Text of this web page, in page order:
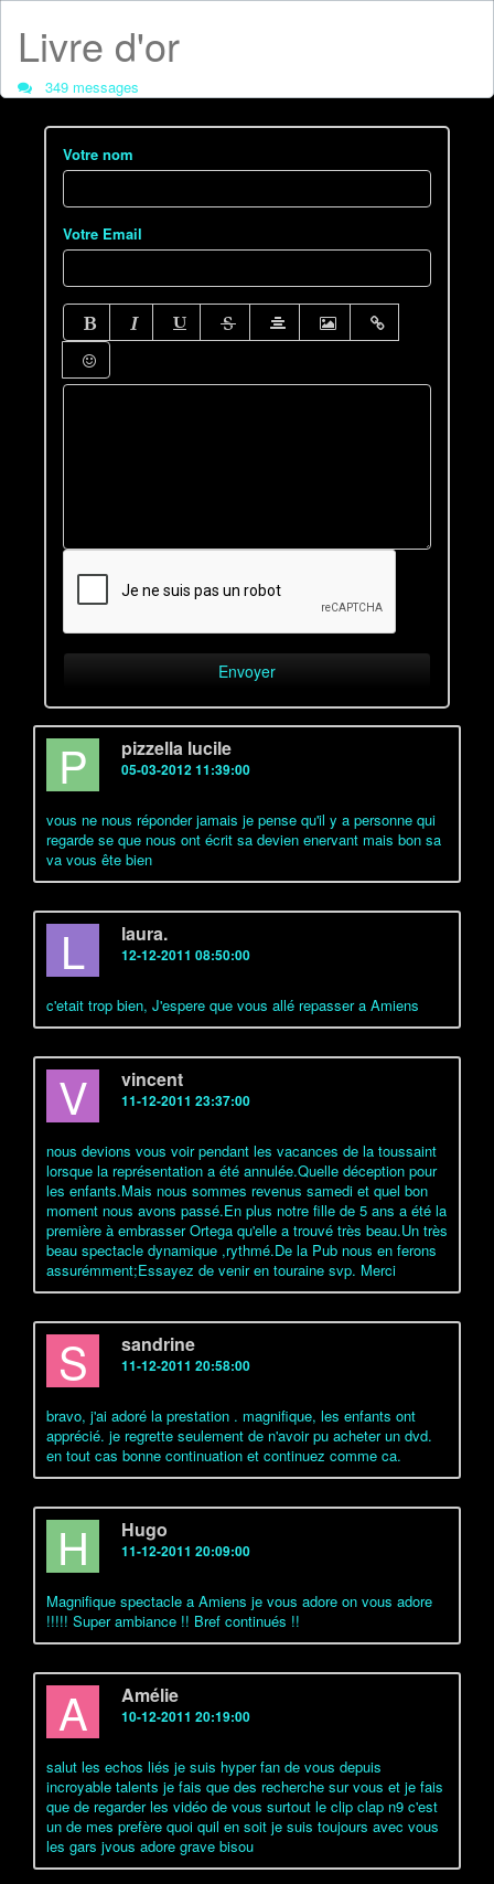
Livre d'or
349 messages
Votre nom
Votre Email
P pizzella lucile
05-03-2012 11:39:00
vous ne nous réponder jamais je pense qu'il y a personne qui
regarde se que nous ont écrit sa devien enervant mais bon sa
va vous ête bien
L laura.
12-12-2011 08:50:00
c'etait trop bien, J'espere que vous allé repasser a Amiens
V vincent
11-12-2011 23:37:00
nous devions vous voir pendant les vacances de la toussaint
lorsque la représentation a été annulée.Quelle déception pour
les enfants.Mais nous sommes revenus samedi et quel bon
moment nous avons passé.En plus notre fille de 5 ans a été la
première à embrasser Ortega qu'elle a trouvé très beau.Un très
beau spectacle dynamique ,rythmé.De la Pub nous en ferons
assurémment;Essayez de venir en touraine svp. Merci
S sandrine
11-12-2011 20:58:00
bravo, j'ai adoré la prestation . magnifique, les enfants ont
apprécié. je regrette seulement de n'avoir pu acheter un dvd.
en tout cas bonne continuation et continuez comme ca.
H Hugo
11-12-2011 20:09:00
Magnifique spectacle a Amiens je vous adore on vous adore
!!!!! Super ambiance !! Bref continués !!
A Amélie
10-12-2011 20:19:00
salut les echos liés je suis hyper fan de vous depuis
incroyable talents je fais que des recherche sur vous et je fais
que de regarder les vidéo de vous surtout le clip clap n9 c'est
un de mes prefère quoi quil en soit je suis toujours avec vous
les gars jvous adore grave bisou